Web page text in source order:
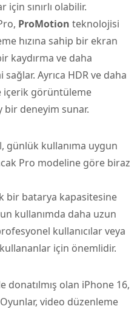
için sınırlı olabilir.
ProMotion teknolojisi
hızına sahip bir ekran
kaydırma ve daha
Ayrıca HDR ve daha
içerik görüntüleme
deneyim sunar.
günlük kullanıma uygun
Pro modeline göre biraz
bir batarya kapasitesine
kullanımda daha uzun
kullanıcılar veya
için önemlidir.
donatılmış olan iPhone 16,
video düzenleme